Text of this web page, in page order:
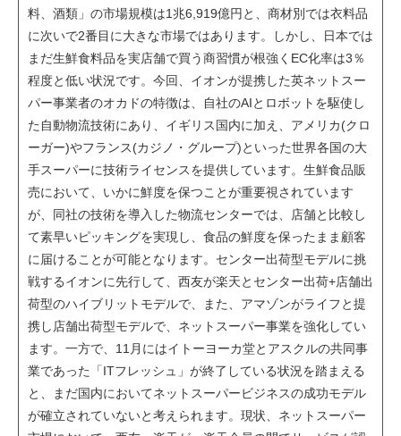
料、酒類」の市場規模は1兆6,919億円と、商材別では衣料品
に次いで2番目に大きな市場ではあります。しかし、日本では
まだ生鮮食料品を実店舗で買う商習慣が根強くEC化率は3％
程度と低い状況です。今回、イオンが提携した英ネットスー
パー事業者のオカドの特徴は、自社のAIとロボットを駆使し
た自動物流技術にあり、イギリス国内に加え、アメリカ(クロ
ーガー)やフランス(カジノ・グループ)といった世界各国の大
手スーパーに技術ライセンスを提供しています。生鮮食品販
売において、いかに鮮度を保つことが重要視されています
が、同社の技術を導入した物流センターでは、店舗と比較し
て素早いピッキングを実現し、食品の鮮度を保ったまま顧客
に届けることが可能となります。センター出荷型モデルに挑
戦するイオンに先行して、西友が楽天とセンター出荷+店舗出
荷型のハイブリットモデルで、また、アマゾンがライフと提
携し店舗出荷型モデルで、ネットスーパー事業を強化してい
ます。一方で、11月にはイトーヨーカ堂とアスクルの共同事
業であった「ITフレッシュ」が終了している状況を踏まえる
と、まだ国内においてネットスーパービジネスの成功モデル
が確立されていないと考えられます。現状、ネットスーパー